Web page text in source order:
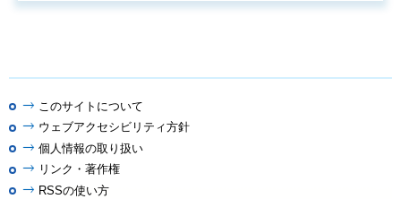
このサイトについて
ウェブアクセシビリティ方針
個人情報の取り扱い
リンク・著作権
RSSの使い方